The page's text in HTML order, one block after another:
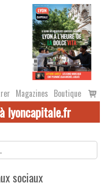
Magazines Boutique
Voir
le
lyoncapitale.fr
sociaux